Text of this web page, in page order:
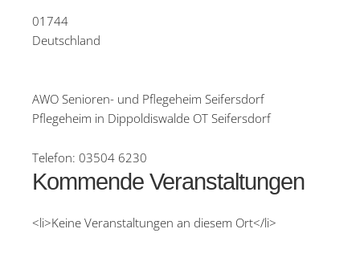
01744
Deutschland
AWO Senioren- und Pflegeheim Seifersdorf
Pflegeheim in Dippoldiswalde OT Seifersdorf
Telefon: 03504 6230
Kommende Veranstaltungen
<li>Keine Veranstaltungen an diesem Ort</li>